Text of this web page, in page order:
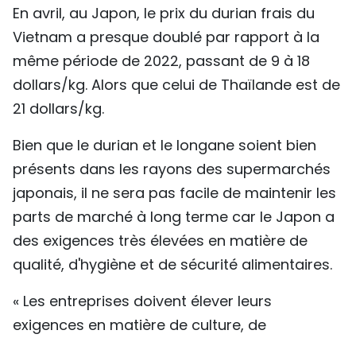
En avril, au Japon, le prix du durian frais du
Vietnam a presque doublé par rapport à la
même période de 2022, passant de 9 à 18
dollars/kg. Alors que celui de Thaïlande est de
21 dollars/kg.
Bien que le durian et le longane soient bien
présents dans les rayons des supermarchés
japonais, il ne sera pas facile de maintenir les
parts de marché à long terme car le Japon a
des exigences très élevées en matière de
qualité, d'hygiène et de sécurité alimentaires.
« Les entreprises doivent élever leurs
exigences en matière de culture, de